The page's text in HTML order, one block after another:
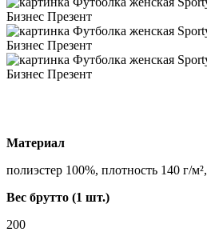
Материал
полиэстер 100%, плотность 140 г/м²,
Вес брутто (1 шт.)
200